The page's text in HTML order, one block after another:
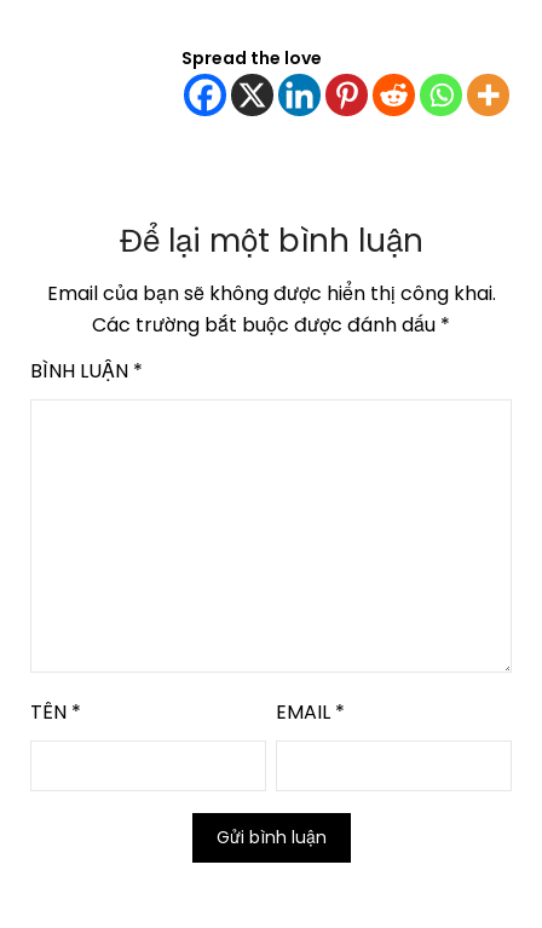
Spread the love
Để lại một bình luận
Email của bạn sẽ không được hiển thị công khai.
Các trường bắt buộc được đánh dấu *
BÌNH LUẬN *
TÊN * EMAIL *